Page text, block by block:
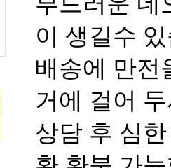
이 생길수
배송에 만전
거에 걸어
상담 후 심